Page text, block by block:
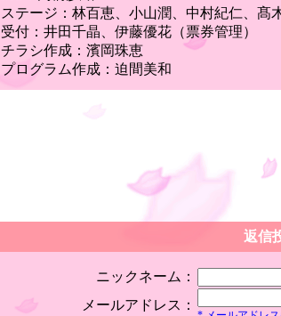
ステージ：林百恵、小山潤、中村紀仁、髙
受付：井田千晶、伊藤優花（票券管理）
チラシ作成：濱岡珠恵
プログラム作成：迫間美和
返信
ニックネーム：
メールアドレス：